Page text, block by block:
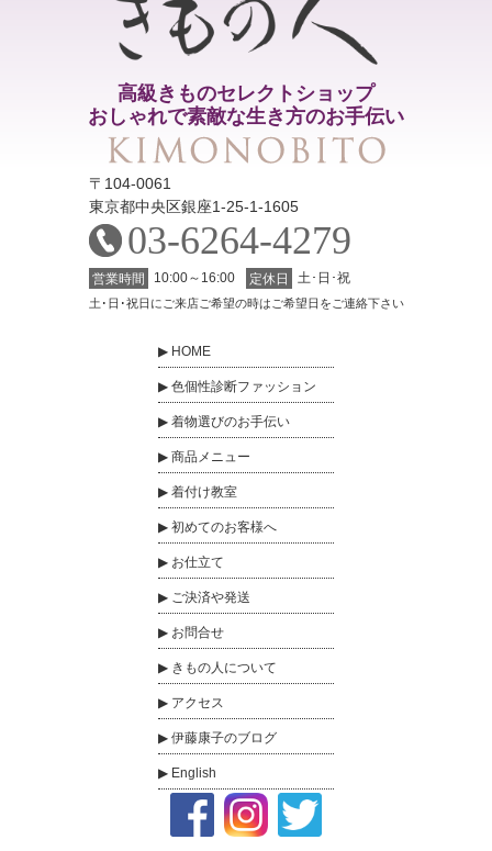
高級きものセレクトショップ
おしゃれで素敵な生き方のお手伝い
〒104-0061
東京都中央区銀座1-25-1-1605
03-6264-4279
営業時間 10:00～16:00 定休日 土･日･祝
土･日･祝日にご来店ご希望の時はご希望日をご連絡下さい
HOME
色個性診断ファッション
着物選びのお手伝い
商品メニュー
着付け教室
初めてのお客様へ
お仕立て
ご決済や発送
お問合せ
きもの人について
アクセス
伊藤康子のブログ
English